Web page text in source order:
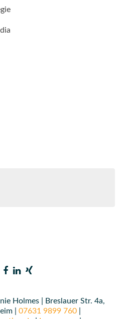
Holmes | Breslauer Str. 4a,
| 07631 9899 760|